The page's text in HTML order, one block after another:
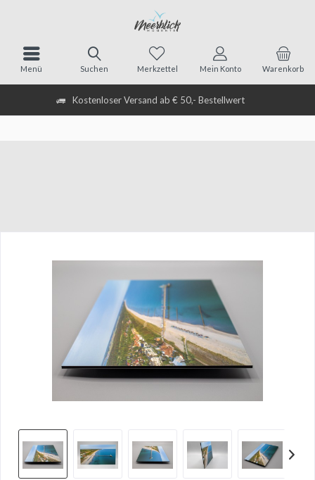
Kostenloser Versand ab € 50,- Bestellwert
Menü Warenkorb
Merkzettel Mein Konto
Suchen